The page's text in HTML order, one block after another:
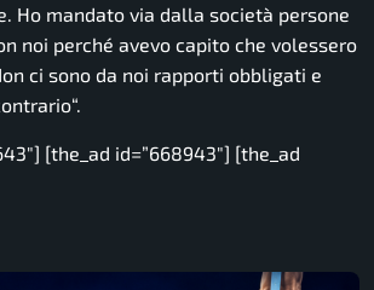
Ho mandato via dalla società persone
noi perché avevo capito che volessero
ci sono da noi rapporti obbligati e
“.
[the_ad id=”668943″] [the_ad